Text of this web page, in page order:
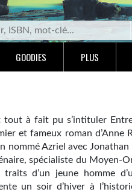
GOODIES PLUS
tout à fait pu s’intituler
et fameux roman d’Anne
nommé Azriel avec Jonathan
spécialiste du Moyen-
d’un jeune homme
un soir d’hiver à